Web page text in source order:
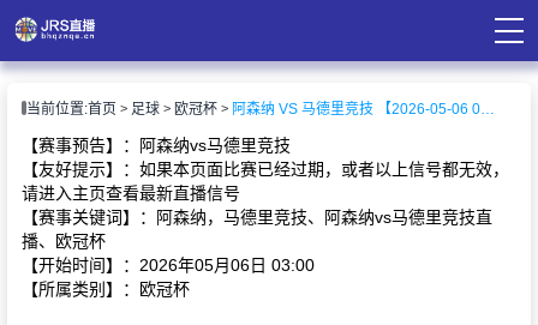
播
讯
当前位置:首页 足球 欧冠杯 阿森纳 VS 马德里竞技 【2026-05-06 03:00:00】
【赛事预告】：阿森纳vs马德里竞技
【友好提示】：如果本页面比赛已经过期，或者以上信号都无效，
请进入主页查看最新直播信号
【赛事关键词】：阿森纳，马德里竞技、阿森纳vs马德里竞技直
播、欧冠杯
【开始时间】：2026年05月06日 03:00
【所属类别】：欧冠杯